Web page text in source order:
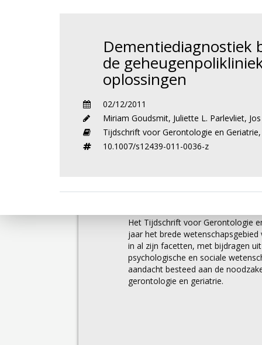
Dementiediagnostiek
de
oplossingen
02/12/2011
Miriam Goudsmit, Juliette L. Parlevliet,
Tijdschrift voor Gerontologie en Geriatrie,
10.1007/s12439-011-0036-z
Het Tijdschrift voor Gerontologie
jaar het brede
in al zijn facetten, met bijdragen
psychologische en sociale
aandacht besteed aan de
gerontologie en geriatrie.